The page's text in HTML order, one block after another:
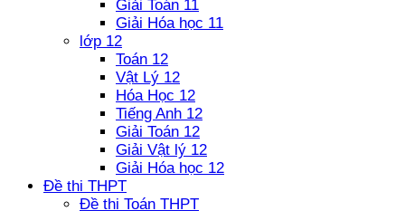
Giải Toán 11
Giải Hóa học 11
lớp 12
Toán 12
Vật Lý 12
Hóa Học 12
Tiếng Anh 12
Giải Toán 12
Giải Vật lý 12
Giải Hóa học 12
Đề thi THPT
Đề thi Toán THPT